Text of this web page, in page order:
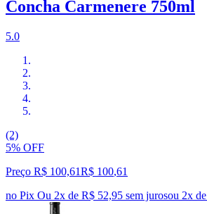
Concha Carmenere 750ml
5.0
(2)
5% OFF
Preço R$ 100,61R$ 100,61
no Pix Ou 2x de R$ 52,95 sem jurosou 2x de